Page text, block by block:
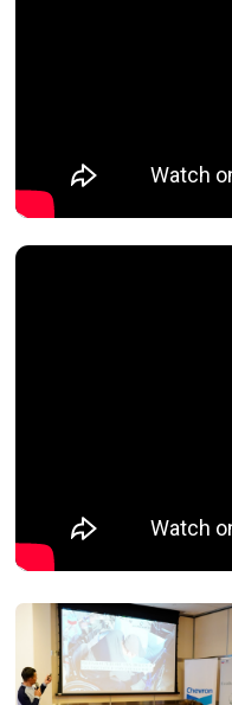
Сұрауыңызды жіберу
деректерді өңдеу